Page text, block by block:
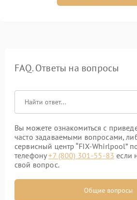
FAQ. Ответы на вопросы
Вы можете ознакомиться с
часто задаваемыми вопросами,
сервисный центр “FIX-Whirlpool”
телефону+7 (800) 301-55-83 если
свой вопрос.
Общие вопросы